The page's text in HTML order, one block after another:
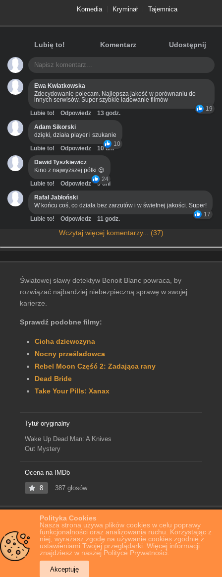
Polityka Cookies
Nasza strona używa plików cookies w celu poprawy
funkcjonalności oraz analizowania ruchu. Korzystając z
niej, wyrażasz zgodę na używanie cookies zgodnie z
ustawieniami Twojej przeglądarki. Więcej informacji
znajdziesz w naszej Polityce Prywatności.
Akceptuję
Komedia
Kryminał Tajemnica
Lubię to! Komentarz Udostępnij
Ewa Kwiatkowska
Zdecydowanie polecam. Najlepsza jakość w porównaniu do
innych serwisów. Super szybkie ładowanie filmów
19
Lubie to! Odpowiedz
13 godz.
Adam Sikorski
dzięki, działa player i szukanie
10
Lubie to! Odpowiedz
10 dni
Dawid Tyszkiewicz
Kino z najwyższej półki 😍
24
Lubie to! Odpowiedz
3 dni
Rafał Jabłoński
W końcu coś, co działa bez zarzutów i w świetnej jakości. Super!
17
Lubie to! Odpowiedz 11 godz.
Wczytaj więcej komentarzy... (37)
Światowej sławy detektyw Benoit Blanc powraca, by
rozwiązać najbardziej niebezpieczną sprawę w swojej
karierze.
Sprawdź podobne filmy:
Cicha dziewczyna
Nocny prześladowca
Rebel Moon Część 2: Zadająca rany
Dead Bride
Take Your Pills: Xanax
Tytuł oryginalny
Wake Up Dead Man: A Knives
Out Mystery
Ocena na IMDb
8 387 głosów
Film Online Żywy czy martwy: Film z serii „Na noże”